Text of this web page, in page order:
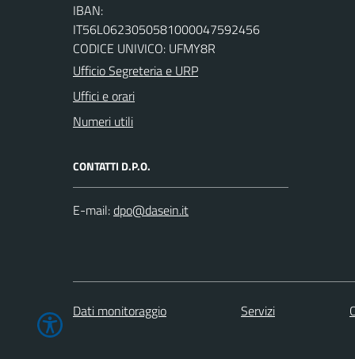
IBAN:
IT56L0623050581000047592456
CODICE UNIVICO: UFMY8R
Ufficio Segreteria e URP
Uffici e orari
Numeri utili
CONTATTI D.P.O.
E-mail:
Dati monitoraggio Servizi